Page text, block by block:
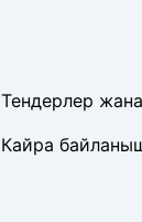
Тендерлер
Кайра